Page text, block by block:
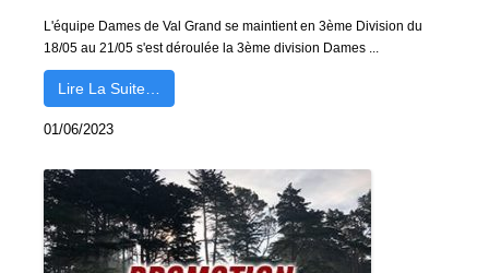
L'équipe Dames de Val Grand se maintient en 3ème Division du
18/05 au 21/05 s'est déroulée la 3ème division Dames ...
Lire La Suite…
01/06/2023